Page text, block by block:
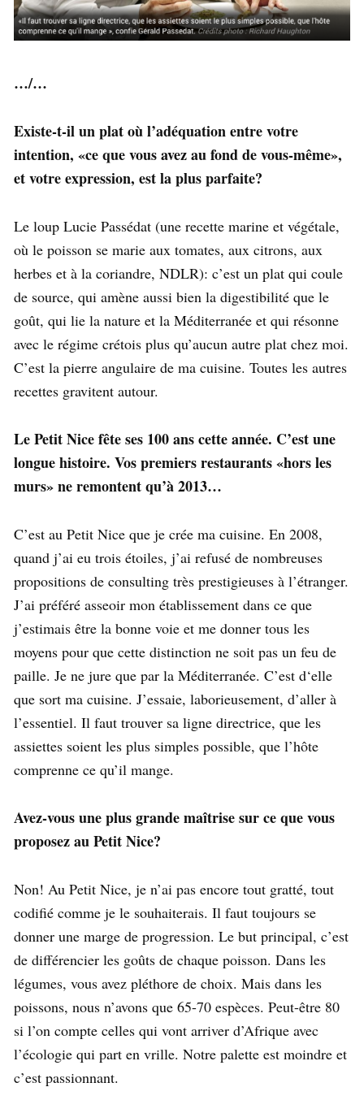
…/…
Existe-t-il un plat où l’adéquation entre votre
intention, «ce que vous avez au fond de vous-même»,
et votre expression, est la plus parfaite?
Le loup Lucie Passédat (une recette marine et végétale,
où le poisson se marie aux tomates, aux citrons, aux
herbes et à la coriandre, NDLR): c’est un plat qui coule
de source, qui amène aussi bien la digestibilité que le
goût, qui lie la nature et la Méditerranée et qui résonne
avec le régime crétois plus qu’aucun autre plat chez moi.
C’est la pierre angulaire de ma cuisine. Toutes les autres
recettes gravitent autour.
Le Petit Nice fête ses 100 ans cette année. C’est une
longue histoire. Vos premiers restaurants «hors les
murs» ne remontent qu’à 2013…
C’est au Petit Nice que je crée ma cuisine. En 2008,
quand j’ai eu trois étoiles, j’ai refusé de nombreuses
propositions de consulting très prestigieuses à l’étranger.
J’ai préféré asseoir mon établissement dans ce que
j’estimais être la bonne voie et me donner tous les
moyens pour que cette distinction ne soit pas un feu de
paille. Je ne jure que par la Méditerranée. C’est d‘elle
que sort ma cuisine. J’essaie, laborieusement, d’aller à
l’essentiel. Il faut trouver sa ligne directrice, que les
assiettes soient les plus simples possible, que l’hôte
comprenne ce qu’il mange.
Avez-vous une plus grande maîtrise sur ce que vous
proposez au Petit Nice?
Non! Au Petit Nice, je n’ai pas encore tout gratté, tout
codifié comme je le souhaiterais. Il faut toujours se
donner une marge de progression. Le but principal, c’est
de différencier les goûts de chaque poisson. Dans les
légumes, vous avez pléthore de choix. Mais dans les
poissons, nous n’avons que 65-70 espèces. Peut-être 80
si l’on compte celles qui vont arriver d’Afrique avec
l’écologie qui part en vrille. Notre palette est moindre et
c’est passionnant.